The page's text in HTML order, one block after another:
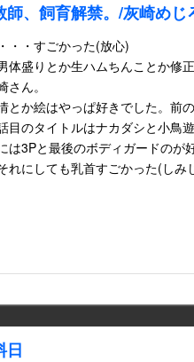
師、飼育解禁。/灰崎めじ
・・すごかった(放心)
体盛りとか生ハムちんことか修
さん。
とか絵はやっぱ好きでした。前
目のタイトルはナカダシと小鳥
は3Pと最後のボディガードのが
れにしても乳首すごかった(しみ
日